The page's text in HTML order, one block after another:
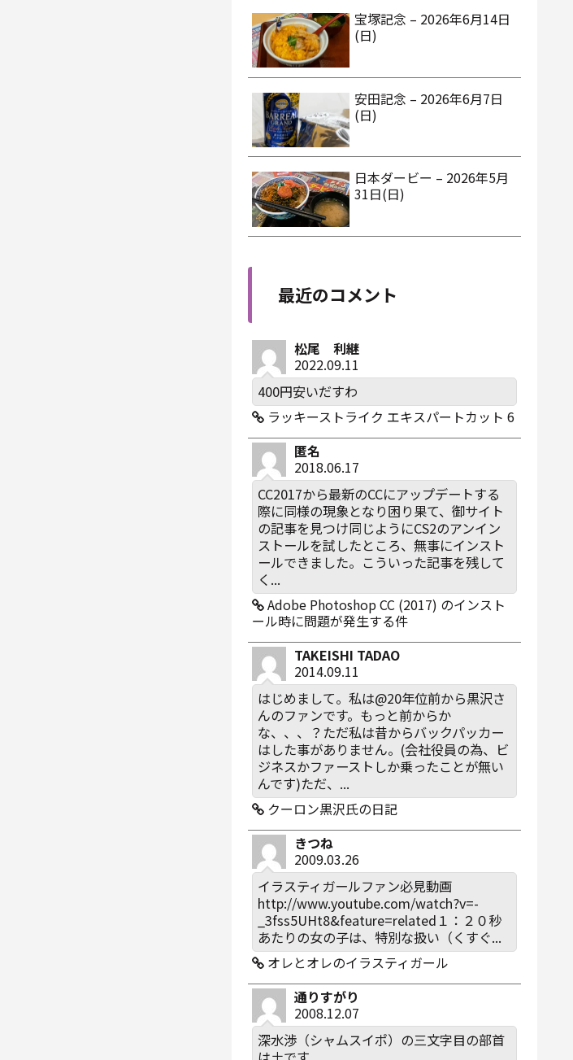
宝塚記念 – 2026年6月14日
(日)
安田記念 – 2026年6月7日
(日)
日本ダービー – 2026年5月
31日(日)
最近のコメント
松尾 利継
2022.09.11
400円安いだすわ
ラッキーストライク エキスパートカット 6
匿名
2018.06.17
CC2017から最新のCCにアップデートする
際に同様の現象となり困り果て、御サイト
の記事を見つけ同じようにCS2のアンイン
ストールを試したところ、無事にインスト
ールできました。こういった記事を残して
く...
Adobe Photoshop CC (2017) のインスト
ール時に問題が発生する件
TAKEISHI TADAO
2014.09.11
はじめまして。私は@20年位前から黒沢さ
んのファンです。もっと前からか
な、、、？ただ私は昔からバックパッカー
はした事がありません。(会社役員の為、ビ
ジネスかファーストしか乗ったことが無い
んです)ただ、...
クーロン黒沢氏の日記
きつね
2009.03.26
イラスティガールファン必見動画
http://www.youtube.com/watch?v=-
_3fss5UHt8&feature=related１：２０秒
あたりの女の子は、特別な扱い（くすぐ...
オレとオレのイラスティガール
通りすがり
2008.12.07
深水渉（シャムスイポ）の三文字目の部首